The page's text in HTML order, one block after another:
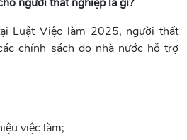
Luật Việc làm 2025, người thất
chính sách do nhà nước hỗ trợ
việc làm;